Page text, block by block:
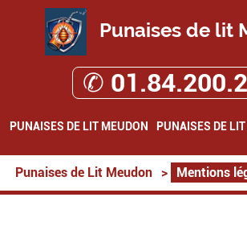
Punaises de lit
✆
PUNAISES DE LIT MEUDON PUNAISES DE
Punaises de Lit Meudon > Mentions